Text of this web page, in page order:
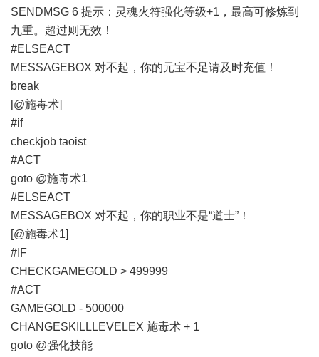
SENDMSG 6 提示：灵魂火符强化等级+1，最高可修炼到
九重。超过则无效！
#ELSEACT
MESSAGEBOX 对不起，你的元宝不足请及时充值！
break
[@施毒术]
#if
checkjob taoist
#ACT
goto @施毒术1
#ELSEACT
MESSAGEBOX 对不起，你的职业不是“道士”！
[@施毒术1]
#IF
CHECKGAMEGOLD > 499999
#ACT
GAMEGOLD - 500000
CHANGESKILLLEVELEX 施毒术 + 1
goto @强化技能